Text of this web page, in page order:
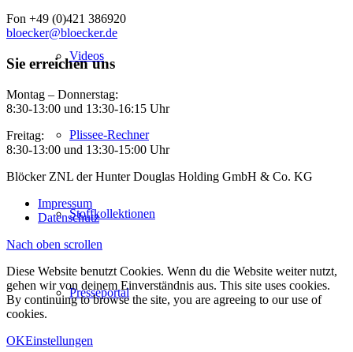
Videos
Plissee-Rechner
Stoffkollektionen
Presseportal
Fon +49 (0)421 386920
bloecker@bloecker.de
Sie erreichen uns
Montag – Donnerstag:
8:30-13:00 und 13:30-16:15 Uhr
Freitag:
8:30-13:00 und 13:30-15:00 Uhr
Blöcker ZNL der Hunter Douglas Holding GmbH & Co. KG
Impressum
Datenschutz
Nach oben scrollen
Diese Website benutzt Cookies. Wenn du die Website weiter nutzt,
gehen wir von deinem Einverständnis aus. This site uses cookies.
By continuing to browse the site, you are agreeing to our use of
cookies.
OKEinstellungen